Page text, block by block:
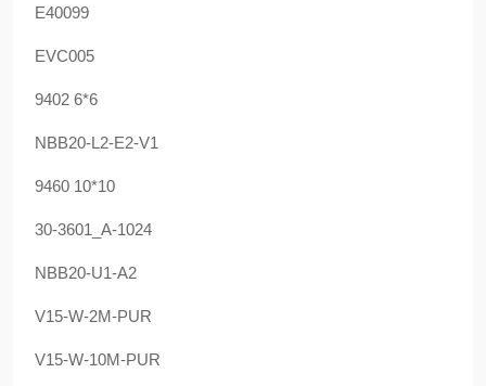
E40099
EVC005
9402 6*6
NBB20-L2-E2-V1
9460 10*10
30-3601_A-1024
NBB20-U1-A2
V15-W-2M-PUR
V15-W-10M-PUR